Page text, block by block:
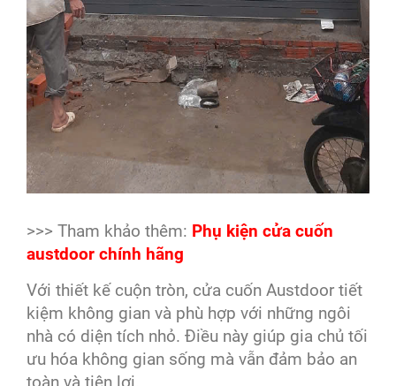
>>> Tham khảo thêm: Phụ kiện cửa cuốn
austdoor chính hãng
Với thiết kế cuộn tròn, cửa cuốn Austdoor tiết
kiệm không gian và phù hợp với những ngôi
nhà có diện tích nhỏ. Điều này giúp gia chủ tối
ưu hóa không gian sống mà vẫn đảm bảo an